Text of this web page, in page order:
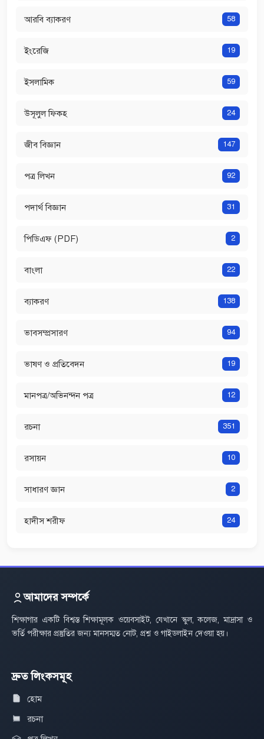
আরবি ব্যাকরণ 58
ইংরেজি 19
ইসলামিক 59
উসূলুল ফিকহ 24
জীব বিজ্ঞান 147
পত্র লিখন 92
পদার্থ বিজ্ঞান 31
পিডিএফ (PDF) 2
বাংলা 22
ব্যাকরণ 138
ভাবসম্প্রসারণ 94
ভাষণ ও প্রতিবেদন 19
মানপত্র/অভিনন্দন পত্র 12
রচনা 351
রসায়ন 10
সাধারণ জ্ঞান 2
হাদীস শরীফ 24
আমাদের সম্পর্কে
শিক্ষাগার একটি বিশ্বস্ত শিক্ষামূলক ওয়েবসাইট, যেখানে স্কুল, কলেজ, মাদ্রাসা ও
ভর্তি পরীক্ষার প্রস্তুতির জন্য মানসম্মত নোট, প্রশ্ন ও গাইডলাইন দেওয়া হয়।
দ্রুত লিংকসমূহ
হোম
রচনা